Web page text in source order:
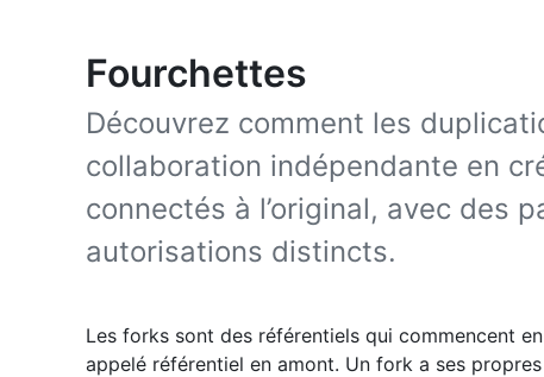
Fourchettes
Découvrez comment les
collaboration indépendante en
connectés à l’original, avec des
autorisations distincts.
Les forks sont des référentiels qui commencent
appelé référentiel en amont. Un fork a ses